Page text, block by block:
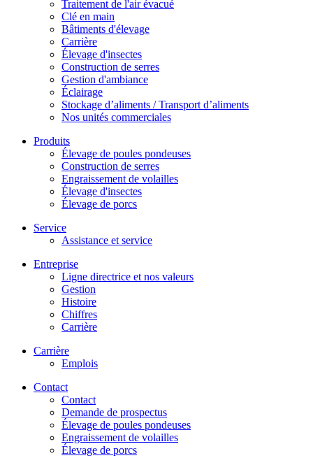
Traitement de l'air évacué
Clé en main
Bâtiments d'élevage
Carrière
Élevage d'insectes
Construction de serres
Gestion d'ambiance
Éclairage
Stockage d’aliments / Transport d’aliments
Nos unités commerciales
Produits
Élevage de poules pondeuses
Construction de serres
Engraissement de volailles
Élevage d'insectes
Élevage de porcs
Service
Assistance et service
Entreprise
Ligne directrice et nos valeurs
Gestion
Histoire
Chiffres
Carrière
Carrière
Emplois
Contact
Contact
Demande de prospectus
Élevage de poules pondeuses
Engraissement de volailles
Élevage de porcs